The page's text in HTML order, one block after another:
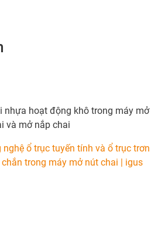
nhựa hoạt động khô trong máy mở
và mở nắp chai
nghệ ổ trục tuyến tính và ổ trục trơn
trong máy mở nút chai | igus